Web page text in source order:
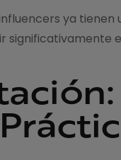
ya
significativamente